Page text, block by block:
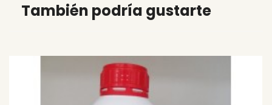
También podría gustarte